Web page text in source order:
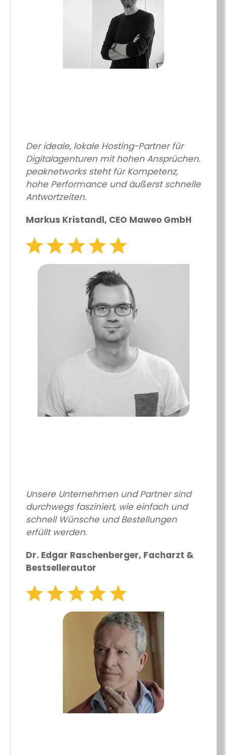
Der ideale, lokale Hosting-Partner für
Digitalagenturen mit hohen Ansprüchen.
peaknetworks steht für Kompetenz,
hohe Performance und äußerst schnelle
Antwortzeiten.
Markus Kristandl, CEO Maweo GmbH
Unsere Unternehmen und Partner sind
durchwegs fasziniert, wie einfach und
schnell Wünsche und Bestellungen
erfüllt werden.
Dr. Edgar Raschenberger, Facharzt &
Bestsellerautor